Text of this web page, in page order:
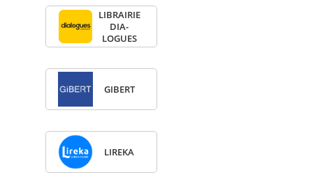
LIBRAI­RIE
DIA­
LOGUES
GIBERT
LIREKA